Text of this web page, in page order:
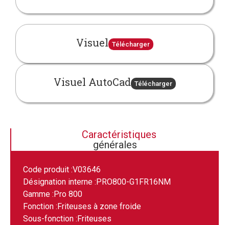
Visuel Télécharger
Visuel AutoCad Télécharger
Caractéristiques
générales
Code produit :V03646
Désignation interne :PRO800-G1FR16NM
Gamme :Pro 800
Fonction :Friteuses à zone froide
Sous-fonction :Friteuses